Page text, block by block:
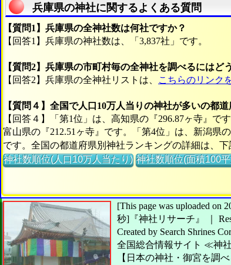
兵庫県の神社に関するよくある質問
【質問1】兵庫県の全神社数は何社ですか？
【回答1】兵庫県の神社数は、「3,837社」です。
【質問2】兵庫県の市町村毎の全神社を調べるにはど
【回答2】兵庫県の全神社リストは、
こちらのリンク
【質問４】全国で人口10万人当りの神社が多いの都
【回答４】「第1位」は、高知県の『296.87ヶ寺』で
富山県の『212.51ヶ寺』です。「第4位」は、新潟県
です。全国の都道府県別神社ランキングの詳細は、
神社数順位(人口10万人当たり) 神社数順位(面積100
[This page was uploaded on
秒] 『神社リサーチ』 ｜
Created by Search Shrines
全国総合情報サイト ≪神社
【日本の神社・御宮を調べ